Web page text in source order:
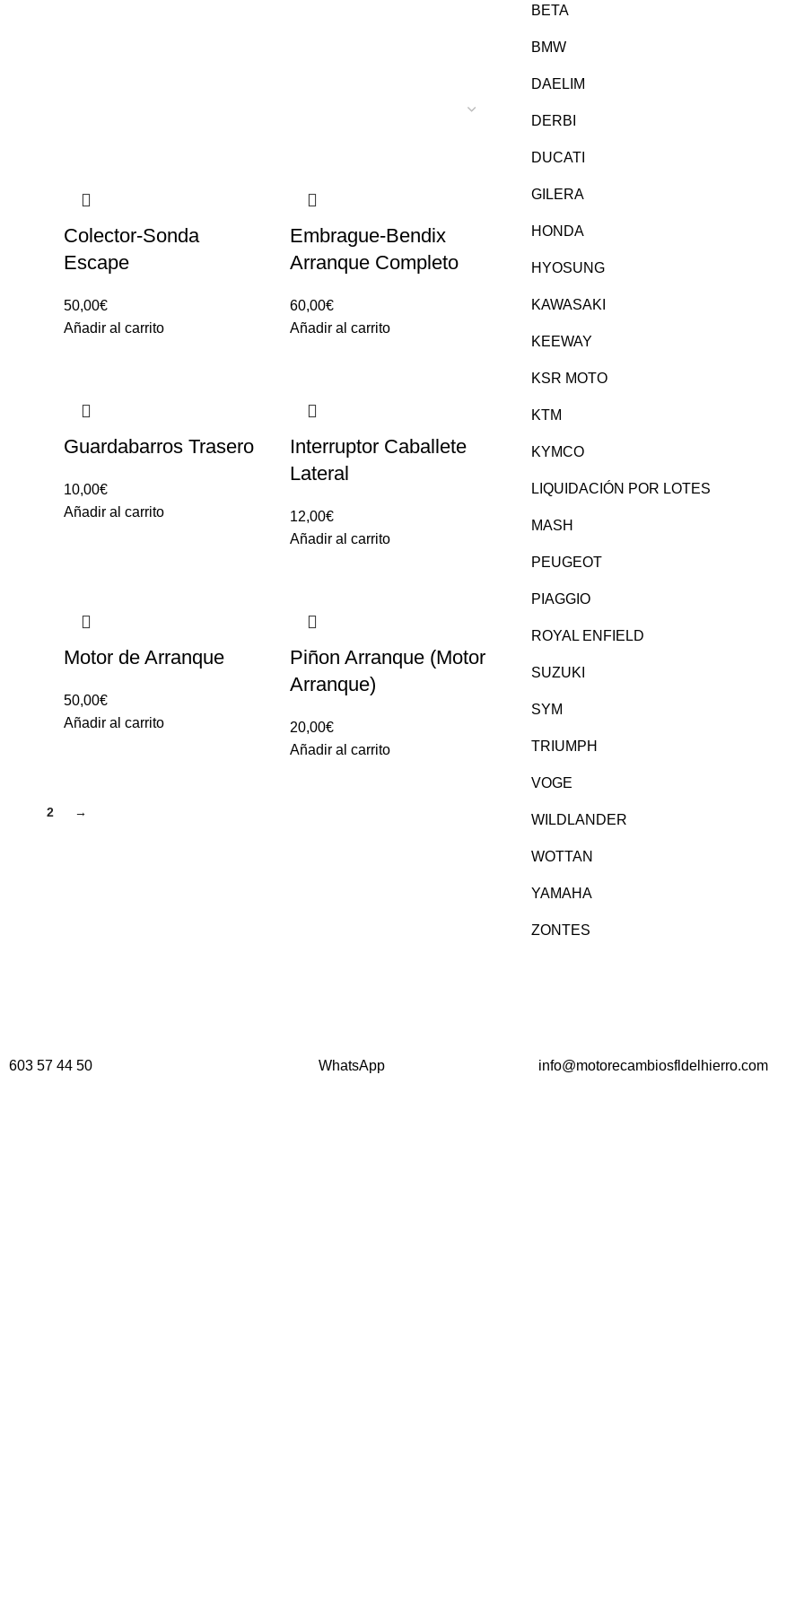
BETA
BMW
DAELIM
DERBI
DUCATI
GILERA
HONDA
HYOSUNG
KAWASAKI
KEEWAY
KSR MOTO
KTM
KYMCO
LIQUIDACIÓN POR LOTES
MASH
PEUGEOT
PIAGGIO
ROYAL ENFIELD
SUZUKI
SYM
TRIUMPH
VOGE
WILDLANDER
WOTTAN
YAMAHA
ZONTES
Colector-Sonda
Escape
50,00€
Añadir al carrito
Embrague-Bendix
Arranque Completo
60,00€
Añadir al carrito
Guardabarros Trasero
10,00€
Añadir al carrito
Interruptor Caballete
Lateral
12,00€
Añadir al carrito
Motor de Arranque
50,00€
Añadir al carrito
Piñon Arranque (Motor
Arranque)
20,00€
Añadir al carrito
2 →
603 57 44 50 WhatsApp info@motorecambiosfldelhierro.com